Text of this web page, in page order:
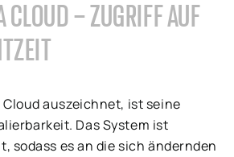
– ZUGRIFF AUF
Cloud auszeichnet, ist seine
Das System ist
sodass es an die sich ändernden